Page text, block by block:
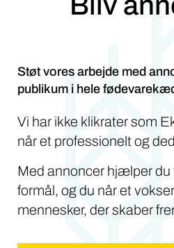
Bliv
Støt vores arbejde med
Vi har ikke klikrater som
når et professionelt og
Med annoncer hjælper du
formål, og du når et
mennesker, der skaber